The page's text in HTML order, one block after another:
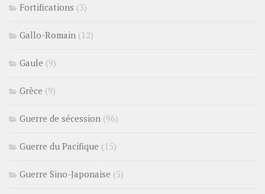
Fortifications (3)
Gallo-Romain (12)
Gaule (9)
Grèce (9)
Guerre de sécession (96)
Guerre du Pacifique (15)
Guerre Sino-Japonaise (5)